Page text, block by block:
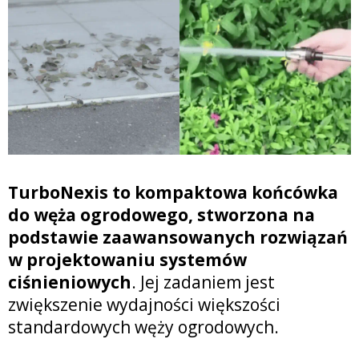
TurboNexis to kompaktowa końcówka
do węża ogrodowego, stworzona na
podstawie zaawansowanych rozwiązań
w projektowaniu systemów
ciśnieniowych. Jej zadaniem jest
zwiększenie wydajności większości
standardowych węży ogrodowych.